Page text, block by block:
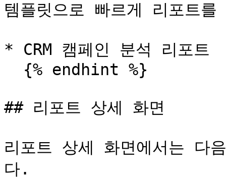
템플릿으로 빠르게 리포트
* CRM 캠페인 분석 리포트
## 리포트 상세 화면
리포트 상세 화면에서는 다
다.